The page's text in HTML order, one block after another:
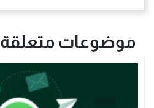
موضوعات متعلقة